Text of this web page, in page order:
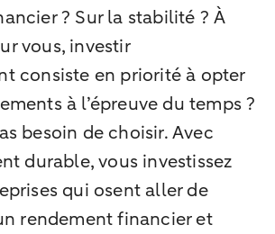
? Sur la stabilité ? À
vous, investir
consiste en priorité à opter
à l’épreuve du temps ?
besoin de choisir. Avec
durable, vous investissez
qui osent aller de
rendement financier et